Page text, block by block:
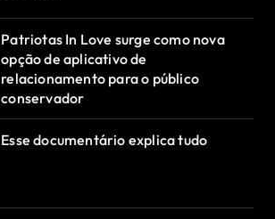
Patriotas In Love surge como nova
opção de aplicativo de
relacionamento para o público
conservador
Esse documentário explica tudo